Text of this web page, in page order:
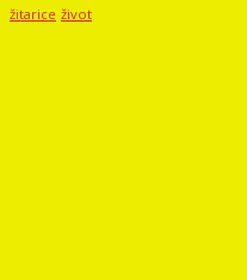
žitarice život